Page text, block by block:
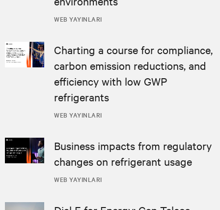
WEB YAYINLARI
WEB YAYINLARI
Charting a course for compliance,
carbon emission reductions, and
efficiency with low GWP
refrigerants
WEB YAYINLARI
Business impacts from regulatory
changes on refrigerant usage